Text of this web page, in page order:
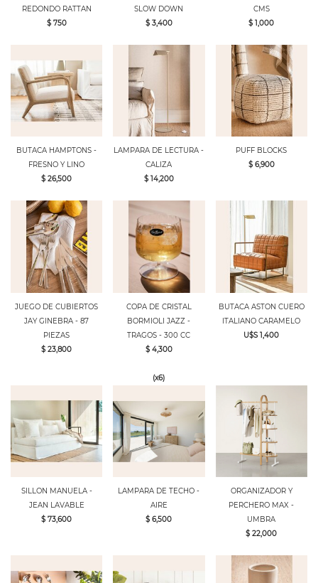
REDONDO RATTAN
$ 750
SLOW DOWN
$ 3,400
CMS
$ 1,000
BUTACA HAMPTONS -
FRESNO Y LINO
$ 26,500
LAMPARA DE LECTURA -
CALIZA
$ 14,200
PUFF BLOCKS
$ 6,900
JUEGO DE CUBIERTOS
JAY GINEBRA - 87
PIEZAS
$ 23,800
COPA DE CRISTAL
BORMIOLI JAZZ -
TRAGOS - 300 CC
$ 4,300
(x6)
BUTACA ASTON CUERO
ITALIANO CARAMELO
U$S 1,400
SILLON MANUELA -
JEAN LAVABLE
$ 73,600
LAMPARA DE TECHO -
AIRE
$ 6,500
ORGANIZADOR Y
PERCHERO MAX -
UMBRA
$ 22,000